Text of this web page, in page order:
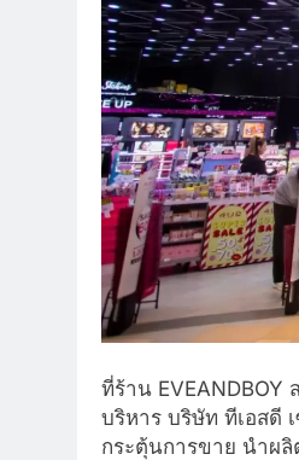
ที่ร้าน
บริหาร บริษัท ทีเอสดี
กระตุ้นการขาย นำผ